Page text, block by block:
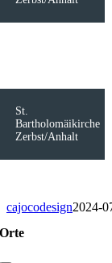
St.
Bartholomäikirche
Zerbst/Anhalt
cajocodesign2024-
Orte